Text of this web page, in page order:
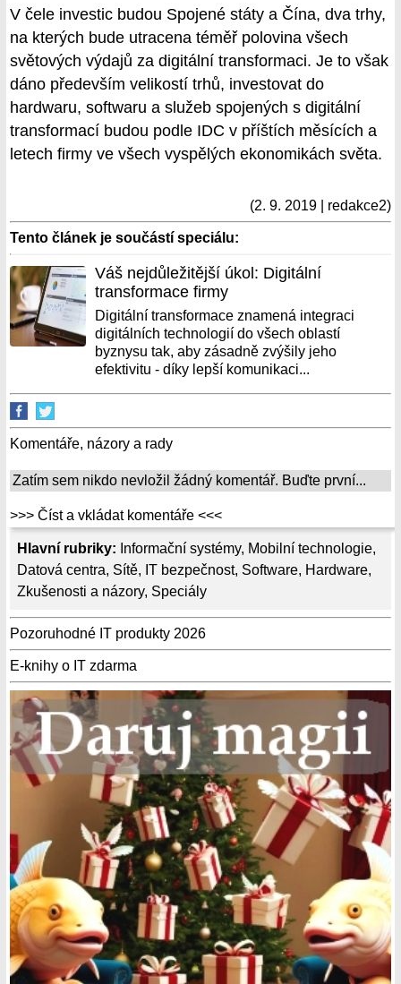
Hlavní rubriky: Informační systémy, Mobilní technologie,
Datová centra, Sítě, IT bezpečnost, Software, Hardware,
Zkušenosti a názory, Speciály
Pozoruhodné IT produkty 2026
E-knihy o IT zdarma
V čele investic budou Spojené státy a Čína, dva trhy,
na kterých bude utracena téměř polovina všech
světových výdajů za digitální transformaci. Je to však
dáno především velikostí trhů, investovat do
hardwaru, softwaru a služeb spojených s digitální
transformací budou podle IDC v příštích měsících a
letech firmy ve všech vyspělých ekonomikách světa.
(2. 9. 2019 | redakce2)
Tento článek je součástí speciálu:
Váš nejdůležitější úkol: Digitální
transformace firmy
Digitální transformace znamená integraci
digitálních technologií do všech oblastí
byznysu tak, aby zásadně zvýšily jeho
efektivitu - díky lepší komunikaci...
Komentáře, názory a rady
Zatím sem nikdo nevložil žádný komentář. Buďte první...
>>> Číst a vkládat komentáře <<<